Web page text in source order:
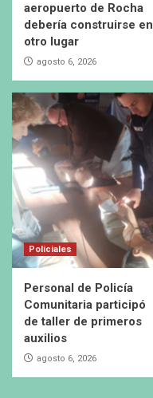
aeropuerto de Rocha
debería construirse en
otro lugar
agosto 6, 2026
Policiales
Personal de Policía
Comunitaria participó
de taller de primeros
auxilios
agosto 6, 2026